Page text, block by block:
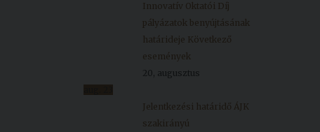
Innovatív Oktatói Díj
pályázatok benyújtásának
határideje Következő
események
20, augusztus
Jelentkezési határidő ÁJK
szakirányú